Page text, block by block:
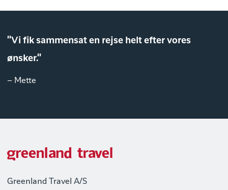
"Vi fik sammensat en rejse helt efter vores
ønsker."
– Mette
Greenland Travel A/S